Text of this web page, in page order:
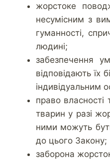
жорстоке
несумісним з
гуманності,
людині;
забезпечення
відповідають їх
індивідуальним
право власності
тварин у разі
ними можуть
до цього Закону;
заборона